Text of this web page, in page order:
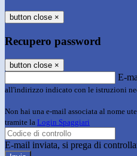
button close ×
Recupero password
button close ×
E-
all'indirizzo indicato con le istruzioni
Non hai una e-mail associata al nome
tramite la Login Spaggiari
E-mail inviata, si prega di